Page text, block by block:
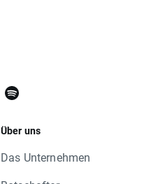
Über uns
Das Unternehmen